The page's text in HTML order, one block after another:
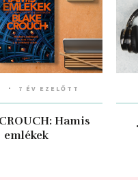
7 ÉV EZELŐTT
Hamis
emlékek